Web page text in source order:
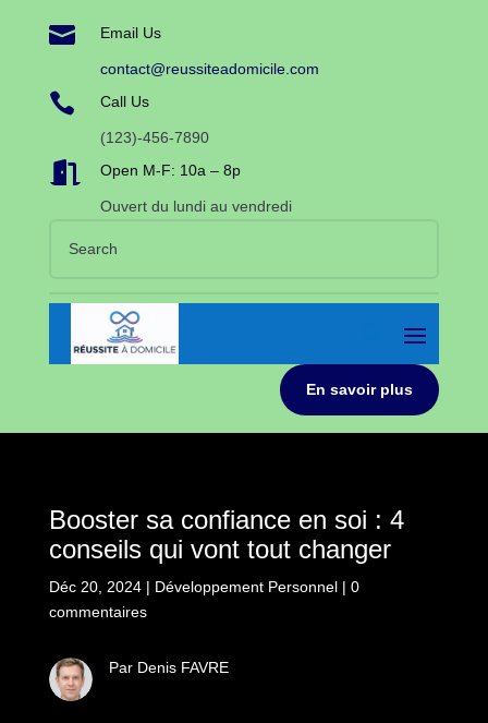
 Email Us
contact@reussiteadomicile.com
 Call Us
(123)-456-7890
 Open M-F: 10a – 8p
Ouvert du lundi au vendredi
En savoir plus
Booster sa confiance en soi : 4
conseils qui vont tout changer
Déc 20, 2024| Développement Personnel| 0
commentaires
Par Denis FAVRE